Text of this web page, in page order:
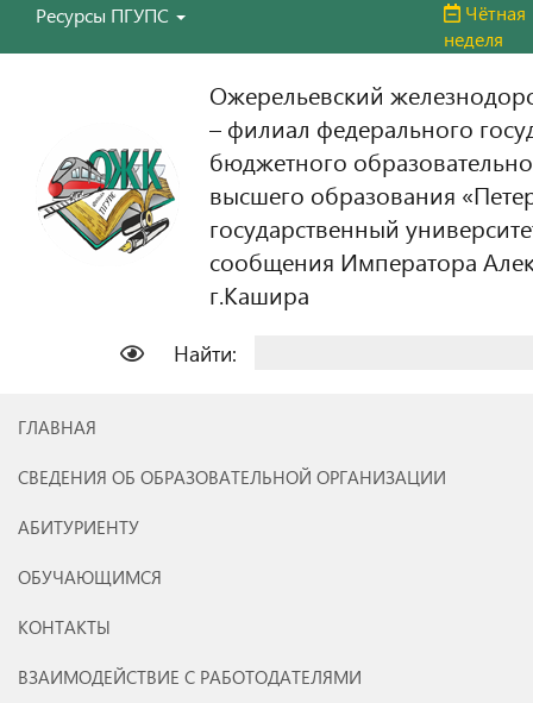
Ресурсы ПГУПС
Чётная
неделя
Ожерельевский
– филиал федерального
бюджетного
высшего образования
государственный
сообщения Императора
г.Кашира
Найти:
ГЛАВНАЯ
СВЕДЕНИЯ ОБ ОБРАЗОВАТЕЛЬНОЙ ОРГАНИЗАЦИИ
АБИТУРИЕНТУ
ОБУЧАЮЩИМСЯ
КОНТАКТЫ
ВЗАИМОДЕЙСТВИЕ С РАБОТОДАТЕЛЯМИ